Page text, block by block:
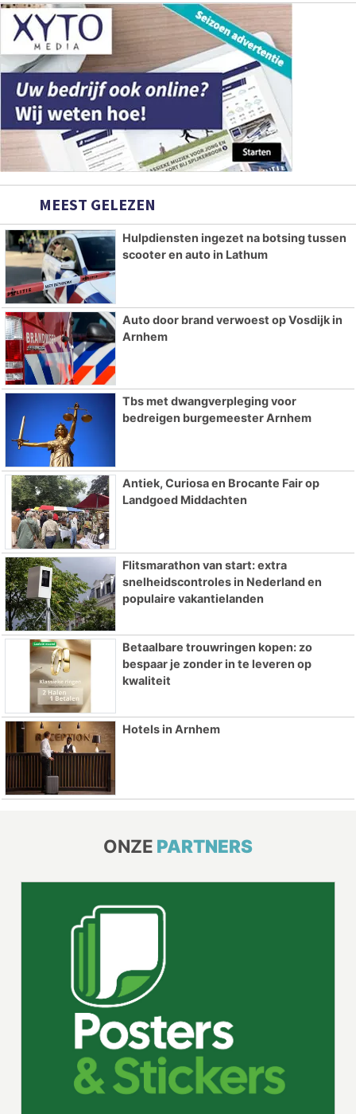
MEEST GELEZEN
Hulpdiensten ingezet na botsing tussen
scooter en auto in Lathum
Auto door brand verwoest op Vosdijk in
Arnhem
Tbs met dwangverpleging voor
bedreigen burgemeester Arnhem
Antiek, Curiosa en Brocante Fair op
Landgoed Middachten
Flitsmarathon van start: extra
snelheidscontroles in Nederland en
populaire vakantielanden
Betaalbare trouwringen kopen: zo
bespaar je zonder in te leveren op
kwaliteit
Hotels in Arnhem
ONZE PARTNERS